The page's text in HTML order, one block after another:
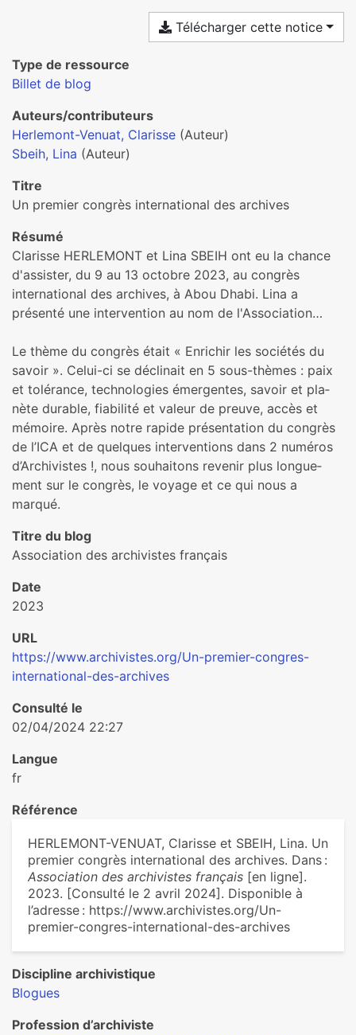
Télécharger cette notice
Type de ressource
Billet de blog
Auteurs/contributeurs
Herlemont-Venuat, Clarisse (Auteur)
Sbeih, Lina (Auteur)
Titre
Un premier congrès international des archives
Résumé
Clarisse HERLEMONT et Lina SBEIH ont eu la chance
d'assister, du 9 au 13 octobre 2023, au congrès
international des archives, à Abou Dhabi. Lina a
présenté une intervention au nom de l'Association…
Le thème du congrès était « Enrichir les socié­tés du
savoir ». Celui-ci se décli­nait en 5 sous-thèmes : paix
et tolé­rance, tech­no­lo­gies émergentes, savoir et pla­
nète dura­ble, fia­bi­lité et valeur de preuve, accès et
mémoire. Après notre rapide pré­sen­ta­tion du congrès
de l’ICA et de quel­ques inter­ven­tions dans 2 numé­ros
d’Archivistes !, nous sou­hai­tons reve­nir plus lon­gue­
ment sur le congrès, le voyage et ce qui nous a
marqué.
Titre du blog
Association des archivistes français
Date
2023
URL
https://www.archivistes.org/Un-premier-congres-
international-des-archives
Consulté le
02/04/2024 22:27
Langue
fr
Référence
HERLEMONT-VENUAT, Clarisse et SBEIH, Lina. Un
premier congrès international des archives. Dans :
Association des archivistes français [en ligne].
2023. [Consulté le 2 avril 2024]. Disponible à
l’adresse : https://www.archivistes.org/Un-
premier-congres-international-des-archives
Discipline archivistique
Blogues
Profession d’archiviste